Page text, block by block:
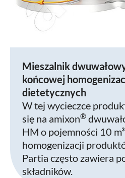
Mieszalnik
końcowej
dietetycznych
W tej wycieczce
się na amixon®
HM o pojemności 10
homogenizacji
Partia często zawiera
składników.